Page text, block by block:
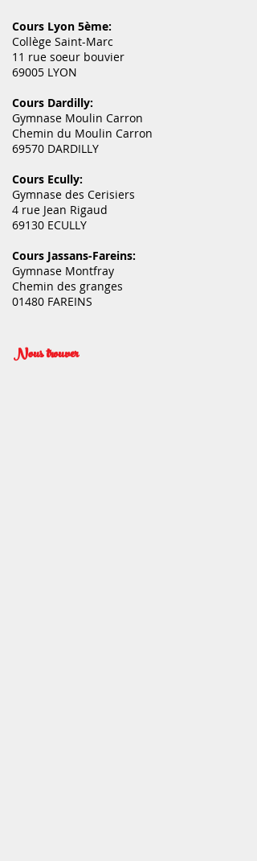
Cours Lyon 5ème:
Collège Saint-Marc
11 rue soeur bouvier
69005 LYON
Cours Dardilly:
Gymnase Moulin Carron
Chemin du Moulin Carron
69570 DARDILLY
Cours Ecully:
Gymnase des Cerisiers
4 rue Jean Rigaud
69130 ECULLY
Cours Jassans-Fareins:
Gymnase Montfray
Chemin des granges
01480 FAREINS
Nous trouver